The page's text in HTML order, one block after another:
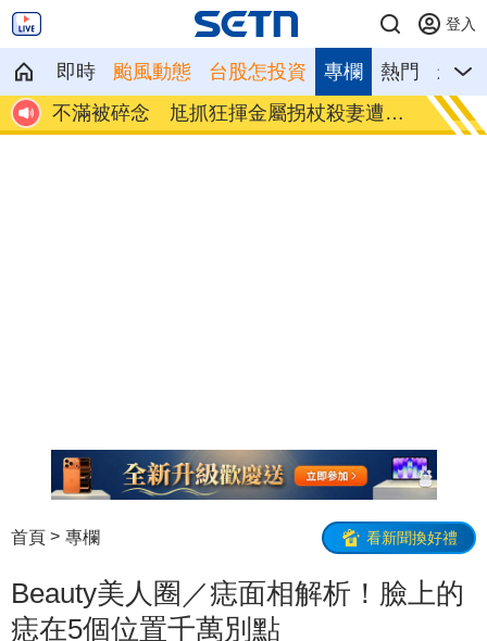
登入
即時 颱風動態 台股怎投資 熱門 影音
專欄
收
籃球賽幽靈隊伍灌水 廠商認了：是AI生
成
掐頸
害
首頁 專欄 看新聞換好禮
Beauty美人圈／痣面相解析！臉上的
痣在5個位置千萬別點